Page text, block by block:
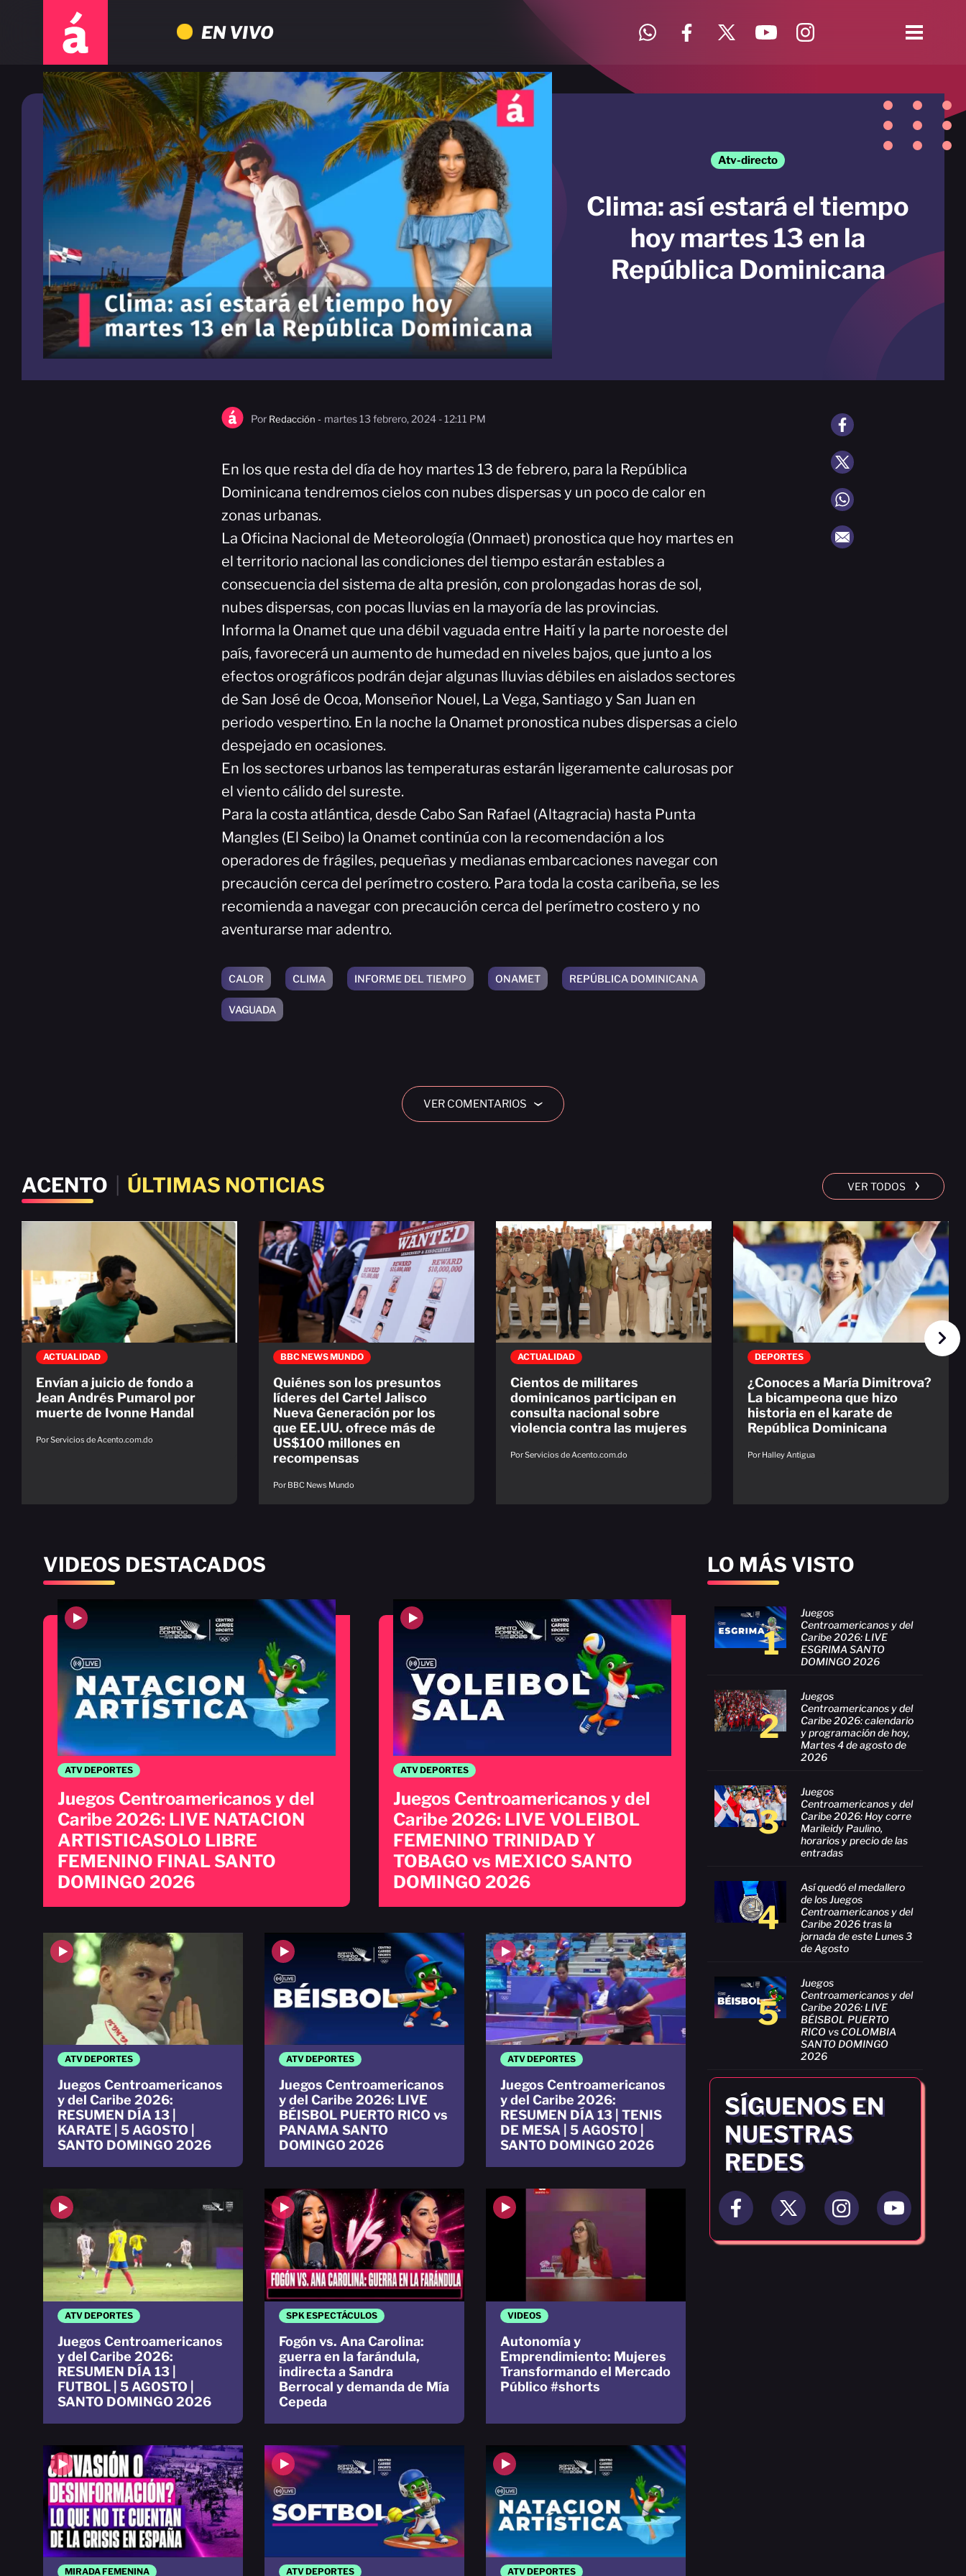
EN VIVO
Atv-directo
Clima: así estará el tiempo
hoy martes 13 en la
República Dominicana
Por Redacción - martes 13 febrero, 2024 - 12:11 PM
En los que resta del día de hoy martes 13 de febrero, para la República
Dominicana tendremos cielos con nubes dispersas y un poco de calor en
zonas urbanas.
La Oficina Nacional de Meteorología (Onmaet) pronostica que hoy martes en
el territorio nacional las condiciones del tiempo estarán estables a
consecuencia del sistema de alta presión, con prolongadas horas de sol,
nubes dispersas, con pocas lluvias en la mayoría de las provincias.
Informa la Onamet que una débil vaguada entre Haití y la parte noroeste del
país, favorecerá un aumento de humedad en niveles bajos, que junto a los
efectos orográficos podrán dejar algunas lluvias débiles en aislados sectores
de San José de Ocoa, Monseñor Nouel, La Vega, Santiago y San Juan en
periodo vespertino. En la noche la Onamet pronostica nubes dispersas a cielo
despejado en ocasiones.
En los sectores urbanos las temperaturas estarán ligeramente calurosas por
el viento cálido del sureste.
Para la costa atlántica, desde Cabo San Rafael (Altagracia) hasta Punta
Mangles (El Seibo) la Onamet continúa con la recomendación a los
operadores de frágiles, pequeñas y medianas embarcaciones navegar con
precaución cerca del perímetro costero. Para toda la costa caribeña, se les
recomienda a navegar con precaución cerca del perímetro costero y no
aventurarse mar adentro.
CALOR CLIMA INFORME DEL TIEMPO ONAMET REPÚBLICA DOMINICANA
VAGUADA
VER COMENTARIOS ›
ACENTO ÚLTIMAS NOTICIAS VER TODOS ›
ACTUALIDAD
Envían a juicio de fondo a
Jean Andrés Pumarol por
muerte de Ivonne Handal
Por Servicios de Acento.com.do
BBC NEWS MUNDO
Quiénes son los presuntos
líderes del Cartel Jalisco
Nueva Generación por los
que EE.UU. ofrece más de
US$100 millones en
recompensas
Por BBC News Mundo
ACTUALIDAD
Cientos de militares
dominicanos participan en
consulta nacional sobre
violencia contra las mujeres
Por Servicios de Acento.com.do
DEPORTES
¿Conoces a María Dimitrova?
La bicampeona que hizo
historia en el karate de
República Dominicana
Por Halley Antigua
LO MÁS VISTO
1
Juegos
Centroamericanos y del
Caribe 2026: LIVE
ESGRIMA SANTO
DOMINGO 2026
2
Juegos
Centroamericanos y del
Caribe 2026: calendario
y programación de hoy,
Martes 4 de agosto de
2026
3
Juegos
Centroamericanos y del
Caribe 2026: Hoy corre
Marileidy Paulino,
horarios y precio de las
entradas
4
Así quedó el medallero
de los Juegos
Centroamericanos y del
Caribe 2026 tras la
jornada de este Lunes 3
de Agosto
5
Juegos
Centroamericanos y del
Caribe 2026: LIVE
BÉISBOL PUERTO
RICO vs COLOMBIA
SANTO DOMINGO
2026
SÍGUENOS EN
NUESTRAS
REDES
VIDEOS DESTACADOS
ATV DEPORTES
Juegos Centroamericanos y del
Caribe 2026: LIVE NATACION
ARTISTICASOLO LIBRE
FEMENINO FINAL SANTO
DOMINGO 2026
ATV DEPORTES
Juegos Centroamericanos y del
Caribe 2026: LIVE VOLEIBOL
FEMENINO TRINIDAD Y
TOBAGO vs MEXICO SANTO
DOMINGO 2026
ATV DEPORTES
Juegos Centroamericanos
y del Caribe 2026:
RESUMEN DÍA 13 |
KARATE | 5 AGOSTO |
SANTO DOMINGO 2026
ATV DEPORTES
Juegos Centroamericanos
y del Caribe 2026: LIVE
BÉISBOL PUERTO RICO vs
PANAMA SANTO
DOMINGO 2026
ATV DEPORTES
Juegos Centroamericanos
y del Caribe 2026:
RESUMEN DÍA 13 | TENIS
DE MESA | 5 AGOSTO |
SANTO DOMINGO 2026
ATV DEPORTES
Juegos Centroamericanos
y del Caribe 2026:
RESUMEN DÍA 13 |
FUTBOL | 5 AGOSTO |
SANTO DOMINGO 2026
SPK ESPECTÁCULOS
Fogón vs. Ana Carolina:
guerra en la farándula,
indirecta a Sandra
Berrocal y demanda de Mía
Cepeda
VIDEOS
Autonomía y
Emprendimiento: Mujeres
Transformando el Mercado
Público #shorts
MIRADA FEMENINA ATV DEPORTES ATV DEPORTES